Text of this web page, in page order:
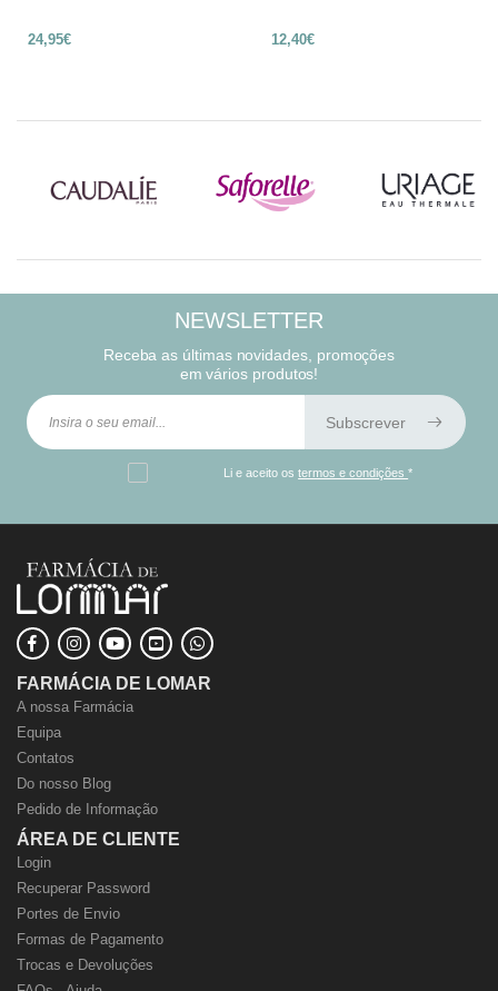
24,95€ 12,40€
NEWSLETTER
Receba as últimas novidades, promoções
em vários produtos!
Subscrever
Li e aceito ostermos e condições*
FARMÁCIA DE LOMAR
A nossa Farmácia
Equipa
Contatos
Do nosso Blog
Pedido de Informação
ÁREA DE CLIENTE
Login
Recuperar Password
Portes de Envio
Formas de Pagamento
Trocas e Devoluções